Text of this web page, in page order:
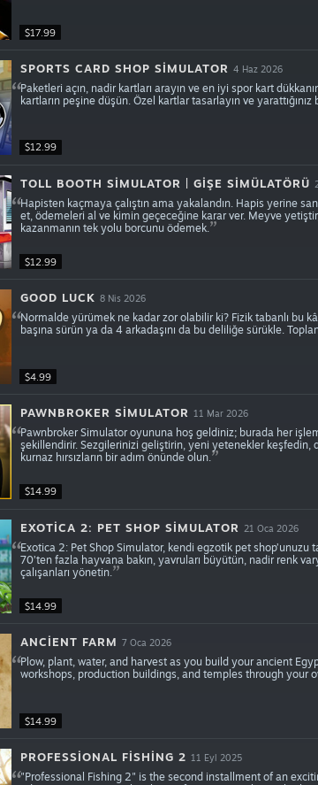
$17.99
$12.99
SPORTS CARD SHOP SIMULATOR 4 Haz 2026
Paketleri açın, nadir kartları arayın ve en iyi spor kart
kartların peşine düşün. Özel kartlar tasarlayın ve yarattığınız
$12.99
TOLL BOOTH SIMULATOR | GIŞE SIMÜLATÖRÜ
Hapisten kaçmaya çalıştın ama yakalandın. Hapis yerine
et, ödemeleri al ve kimin geçeceğine karar ver. Meyve
kazanmanın tek yolu borcunu ödemek.
$4.99
GOOD LUCK 8 Nis 2026
Normalde yürümek ne kadar zor olabilir ki? Fizik tabanlı bu
başına sürün ya da 4 arkadaşını da bu deliliğe sürükle.
$14.99
PAWNBROKER SIMULATOR 11 Mar 2026
Pawnbroker Simulator oyununa hoş geldiniz; burada her
şekillendirir. Sezgilerinizi geliştirin, yeni yetenekler keşfedin,
kurnaz hırsızların bir adım önünde olun.
$14.99
EXOTICA 2: PET SHOP SIMULATOR 21 Oca 2026
Exotica 2: Pet Shop Simulator, kendi egzotik pet
70’ten fazla hayvana bakın, yavruları büyütün, nadir renk
çalışanları yönetin.
$14.99
ANCIENT FARM 7 Oca 2026
Plow, plant, water, and harvest as you build your ancient
workshops, production buildings, and temples through your
PROFESSIONAL FISHING 2 11 Eyl 2025
"Professional Fishing 2" is the second installment of an